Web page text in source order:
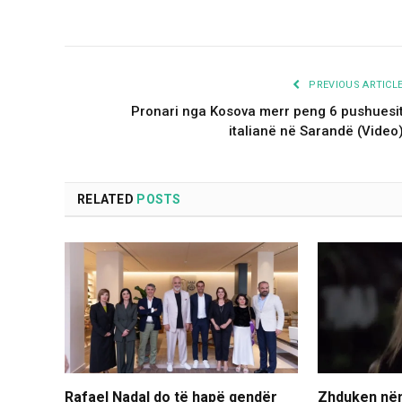
PREVIOUS
Pronari nga Kosova merr peng 6
italianë në Sarandë
RELATED POSTS
Rafael Nadal do të hapë qendër Zhduken